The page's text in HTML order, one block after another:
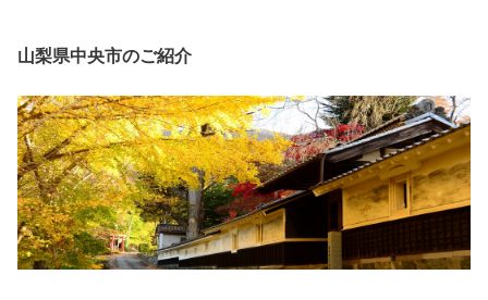
山梨県中央市のご紹介